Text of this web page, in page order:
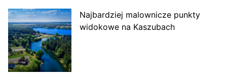
Najbardziej malownicze punkty
widokowe na Kaszubach